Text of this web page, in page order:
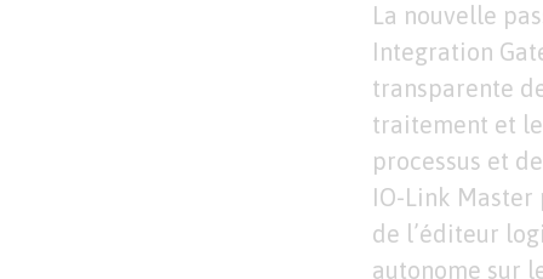
La nouvelle
Integration
transparente
traitement et
processus et
IO-Link
de l’éditeur
autonome sur